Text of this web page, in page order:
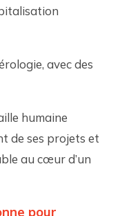
avec des
humaine
de ses projets et
au cœur d’un
pour